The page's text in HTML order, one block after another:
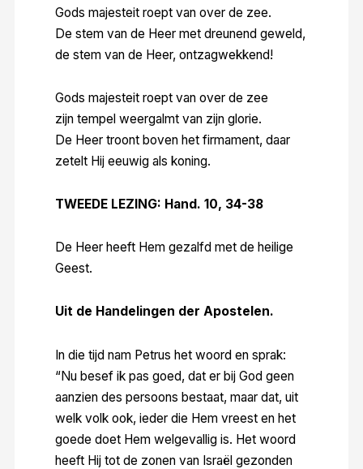
Gods majesteit roept van over de zee.
De stem van de Heer met dreunend geweld,
de stem van de Heer, ontzagwekkend!
Gods majesteit roept van over de zee
zijn tempel weergalmt van zijn glorie.
De Heer troont boven het firmament, daar
zetelt Hij eeuwig als koning.
TWEEDE LEZING: Hand. 10, 34-38
De Heer heeft Hem gezalfd met de heilige
Geest.
Uit de Handelingen der Apostelen.
In die tijd nam Petrus het woord en sprak:
“Nu besef ik pas goed, dat er bij God geen
aanzien des persoons bestaat, maar dat, uit
welk volk ook, ieder die Hem vreest en het
goede doet Hem welgevallig is. Het woord
heeft Hij tot de zonen van Israël gezonden